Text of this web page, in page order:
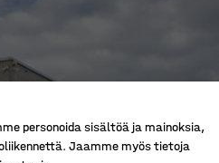
personoida sisältöä ja mainoksia,
Jaamme myös tietoja